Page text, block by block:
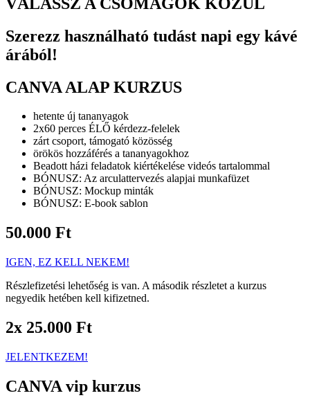
Szerezz használható tudást napi egy kávé
árából!
CANVA ALAP KURZUS
hetente új tananyagok
2x60 perces ÉLŐ kérdezz-felelek
zárt csoport, támogató közösség
örökös hozzáférés a tananyagokhoz
Beadott házi feladatok kiértékelése videós tartalommal
BÓNUSZ: Az arculattervezés alapjai munkafüzet
BÓNUSZ: Mockup minták
BÓNUSZ: E-book sablon
50.000 Ft
IGEN, EZ KELL NEKEM!
Részlefizetési lehetőség is van. A második részletet a kurzus
negyedik hetében kell kifizetned.
2x 25.000 Ft
JELENTKEZEM!
CANVA vip kurzus